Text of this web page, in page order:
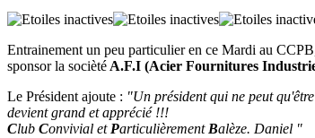
Entrainement un peu particulier en ce Mardi au
sponsor la sociètéA.F.I (Acier Fournitures
Le Président ajoute : "Un président qui ne peut
devient grand et apprécié !!!
Club Convivial etParticulièrementBalèze. Daniel "